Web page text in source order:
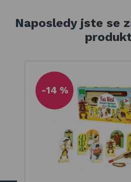
Naposledy jste se
-14 %